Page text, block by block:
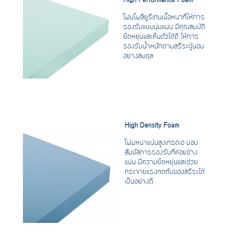
โฟมโพลียูรีเทนเนื้อหนาที่ให้การ
รองรับแบบนุ่มแน่น มีคุณสมบัติ
ยืดหยุ่นและคืนตัวได้ดี ให้การ
รองรับน้ำหนักตามสรีระผู้นอน
อย่างสมดุล
High Density Foam
โฟมหนาแน่นสูงเกรดเอ มอบ
สัมผัสการรองรับที่ค่อยข้าง
แน่น มีความยืดหยุ่นและช่วย
กระจายแรงกดทับของสรีระได้
เป็นอย่างดี